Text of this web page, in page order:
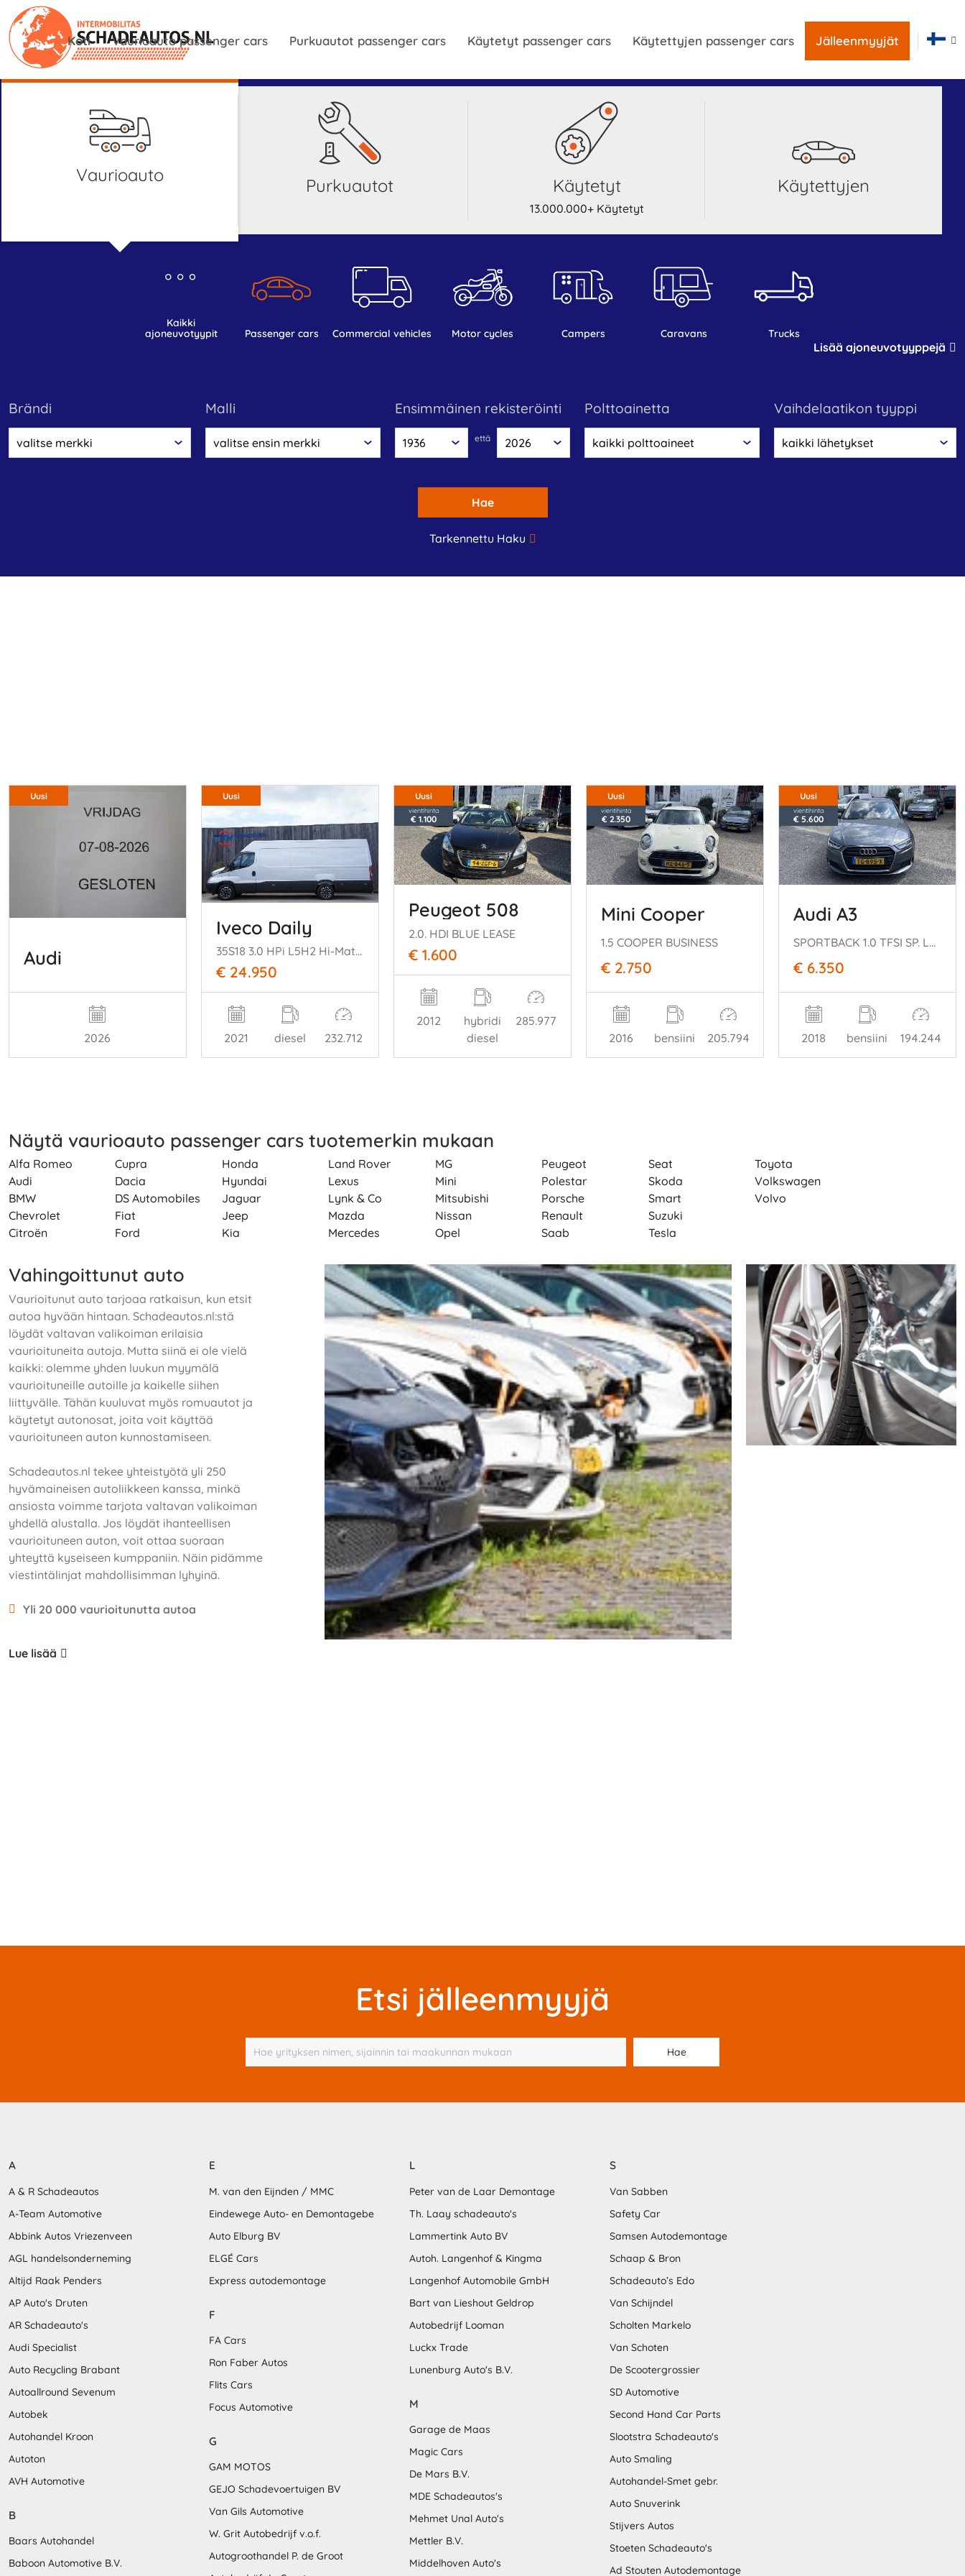
Koti Vaurioauto passenger cars Purkuautot passenger cars Käytetyt passenger cars Käytettyjen passenger cars Jälleenmyyjät
Vaurioauto Purkuautot Käytetyt
13.000.000+ Käytetyt
Käytettyjen
kaikki
ajoneuvotyypit
passenger cars commercial vehicles motor cycles campers caravans trucks
Lisää ajoneuvotyyppejä
Brändi malli Ensimmäinen rekisteröinti
että
polttoainetta vaihdelaatikon tyyppi
Hae
Tarkennettu Haku
Uusi
Audi
2026
Uusi
Iveco Daily
35S18 3.0 HPi L5H2 Hi-Matic Airco Navi ACC LED 132KW Euro 6
€ 24.950
2021 diesel 232.712
Uusi
vientihinta
€ 1.100
Peugeot 508
2.0. HDI BLUE LEASE
€ 1.600
2012
hybridi
diesel
285.977
Uusi
vientihinta
€ 2.350
Mini Cooper
1.5 COOPER BUSINESS
€ 2.750
2016 bensiini 205.794
Uusi
vientihinta
€ 5.600
Audi A3
SPORTBACK 1.0 TFSI SP. LED.
€ 6.350
2018 bensiini 194.244
Näytä vaurioauto passenger cars tuotemerkin mukaan
Alfa Romeo
Audi
BMW
Chevrolet
Citroën
Cupra
Dacia
DS Automobiles
Fiat
Ford
Honda
Hyundai
Jaguar
Jeep
Kia
Land Rover
Lexus
Lynk & Co
Mazda
Mercedes
MG
Mini
Mitsubishi
Nissan
Opel
Peugeot
Polestar
Porsche
Renault
Saab
Seat
Skoda
Smart
Suzuki
Tesla
Toyota
Volkswagen
Volvo
Vahingoittunut auto
Vaurioitunut auto tarjoaa ratkaisun, kun etsit
autoa hyvään hintaan. Schadeautos.nl:stä
löydät valtavan valikoiman erilaisia
vaurioituneita autoja. Mutta siinä ei ole vielä
kaikki: olemme yhden luukun myymälä
vaurioituneille autoille ja kaikelle siihen
liittyvälle. Tähän kuuluvat myös romuautot ja
käytetyt autonosat, joita voit käyttää
vaurioituneen auton kunnostamiseen.
Schadeautos.nl tekee yhteistyötä yli 250
hyvämaineisen autoliikkeen kanssa, minkä
ansiosta voimme tarjota valtavan valikoiman
yhdellä alustalla. Jos löydät ihanteellisen
vaurioituneen auton, voit ottaa suoraan
yhteyttä kyseiseen kumppaniin. Näin pidämme
viestintälinjat mahdollisimman lyhyinä.
Yli 20 000 vaurioitunutta autoa
Lue lisää
Etsi jälleenmyyjä
A
A & R Schadeautos
A-Team Automotive
Abbink Autos Vriezenveen
AGL handelsonderneming
Altijd Raak Penders
AP Auto's Druten
AR Schadeauto's
Audi Specialist
Auto Recycling Brabant
Autoallround Sevenum
Autobek
Autohandel Kroon
Autoton
AVH Automotive
B
Baars Autohandel
Baboon Automotive B.V.
E
M. van den Eijnden / MMC
Eindewege Auto- en Demontagebe
Auto Elburg BV
ELGÉ Cars
Express autodemontage
F
FA Cars
Ron Faber Autos
Flits Cars
Focus Automotive
G
GAM MOTOS
GEJO Schadevoertuigen BV
Van Gils Automotive
W. Grit Autobedrijf v.o.f.
Autogroothandel P. de Groot
L
Peter van de Laar Demontage
Th. Laay schadeauto's
Lammertink Auto BV
Autoh. Langenhof & Kingma
Langenhof Automobile GmbH
Bart van Lieshout Geldrop
Autobedrijf Looman
Luckx Trade
Lunenburg Auto's B.V.
M
Garage de Maas
Magic Cars
De Mars B.V.
MDE Schadeautos's
Mehmet Unal Auto's
Mettler B.V.
Middelhoven Auto's
S
Van Sabben
Safety Car
Samsen Autodemontage
Schaap & Bron
Schadeauto’s Edo
Van Schijndel
Scholten Markelo
Van Schoten
De Scootergrossier
SD Automotive
Second Hand Car Parts
Slootstra Schadeauto's
Auto Smaling
Autohandel-Smet gebr.
Auto Snuverink
Stijvers Autos
Stoeten Schadeauto's
Ad Stouten Autodemontage